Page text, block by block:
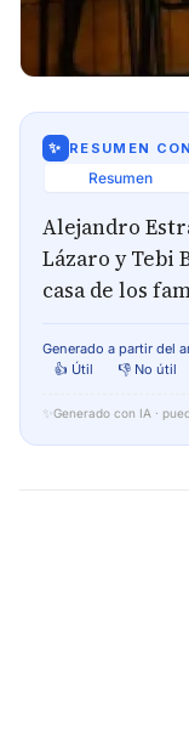
✨ RESUMEN
Resumen
Alejandro
Lázaro y Tebi
casa de los
Generado a partir del
👍 Útil
👎 No útil
✨ Generado con IA ·